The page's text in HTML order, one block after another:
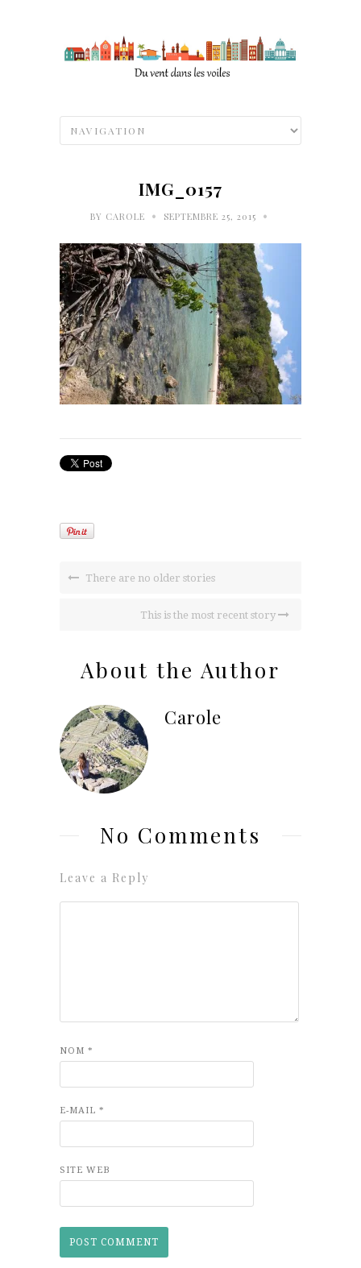
IMG_0157
BY CAROLE • SEPTEMBRE 25, 2015 •
There are no older stories
This is the most recent story
About the Author
Carole
No Comments
Leave a Reply
NOM *
E-MAIL *
SITE WEB